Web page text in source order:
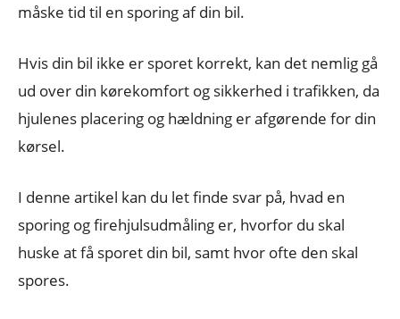
måske tid til en sporing af din bil.
Hvis din bil ikke er sporet korrekt, kan det nemlig gå
ud over din kørekomfort og sikkerhed i trafikken, da
hjulenes placering og hældning er afgørende for din
kørsel.
I denne artikel kan du let finde svar på, hvad en
sporing og firehjulsudmåling er, hvorfor du skal
huske at få sporet din bil, samt hvor ofte den skal
spores.